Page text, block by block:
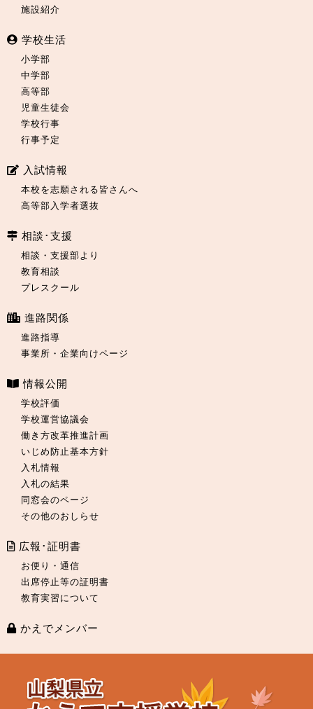
施設紹介
学校生活
小学部
中学部
高等部
児童生徒会
学校行事
行事予定
入試情報
本校を志願される皆さんへ
高等部入学者選抜
相談･支援
相談・支援部より
教育相談
プレスクール
進路関係
進路指導
事業所・企業向けページ
情報公開
学校評価
学校運営協議会
働き方改革推進計画
いじめ防止基本方針
入札情報
入札の結果
同窓会のページ
その他のおしらせ
広報･証明書
お便り・通信
出席停止等の証明書
教育実習について
かえでメンバー